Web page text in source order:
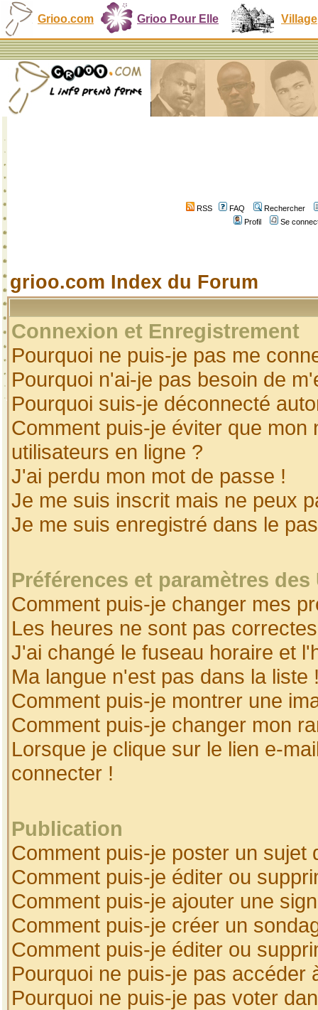
Grioo.com Grioo Pour Elle Village
RSS FAQ
Rechercher
Profil
Se
grioo.com Index du Forum
Connexion et Enregistrement
Pourquoi ne puis-je pas me
Pourquoi n'ai-je pas besoin de
Pourquoi suis-je déconnecté
Comment puis-je éviter que
utilisateurs en ligne ?
J'ai perdu mon mot de passe !
Je me suis inscrit mais ne peux
Je me suis enregistré dans le
Préférences et paramètres
Comment puis-je changer mes
Les heures ne sont pas
J'ai changé le fuseau horaire et
Ma langue n'est pas dans la liste
Comment puis-je montrer une
Comment puis-je changer mon
Lorsque je clique sur le lien e-
connecter !
Publication
Comment puis-je poster un sujet
Comment puis-je éditer ou
Comment puis-je ajouter une
Comment puis-je créer un
Comment puis-je éditer ou
Pourquoi ne puis-je pas accéder
Pourquoi ne puis-je pas voter